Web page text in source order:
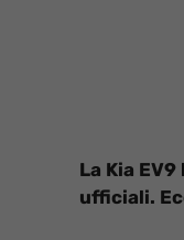
La Kia
ufficiali.